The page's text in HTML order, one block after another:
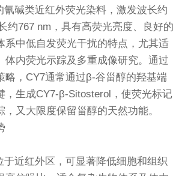
氰碱类近红外荧光染料，激发波长约
约767 nm，具有高荧光亮度、良好的
系中低自发荧光干扰的特点，尤其适
体内荧光示踪及多重成像研究。通过
略，CY7通常通过β-谷甾醇的羟基端
，生成CY7-β-Sitosterol，使荧光标记
，又大限度保留甾醇的天然功能。
于近红外区，可显著降低细胞和组织